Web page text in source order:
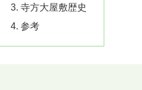
寺方大屋敷歴史
参考